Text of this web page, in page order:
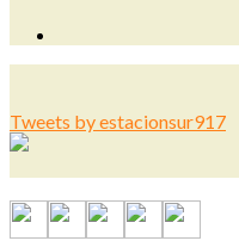
Tweets by estacionsur917